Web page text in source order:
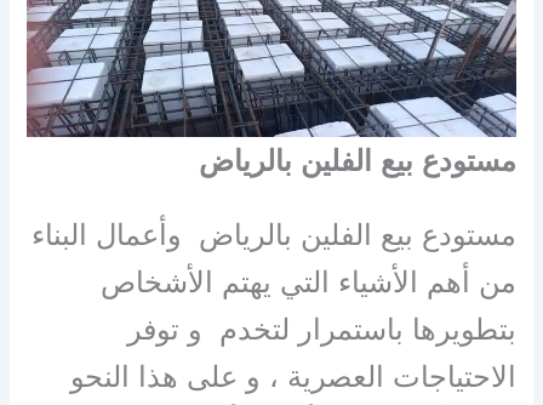
مستودع بيع الفلين بالرياض
مستودع بيع الفلين بالرياض وأعمال البناء
من أهم الأشياء التي يهتم الأشخاص
بتطويرها باستمرار لتخدم و توفر
الاحتياجات العصرية ، و على هذا النحو